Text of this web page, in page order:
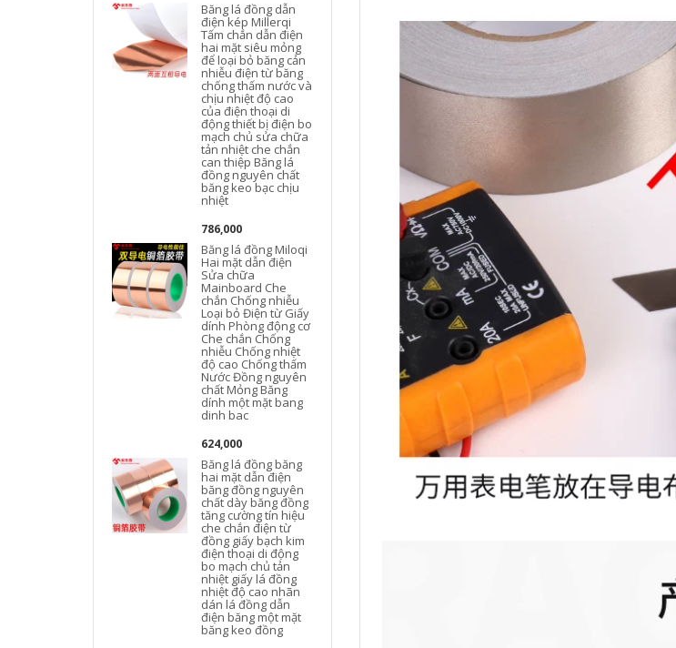
Băng lá đồng dẫn
điện kép Millerqi
Tấm chắn dẫn điện
hai mặt siêu mỏng
để loại bỏ băng cản
nhiễu điện từ băng
chống thấm nước và
chịu nhiệt độ cao
của điện thoại di
động thiết bị điện bo
mạch chủ sửa chữa
tản nhiệt che chắn
can thiệp Băng lá
đồng nguyên chất
băng keo bạc chịu
nhiệt
786,000
Băng lá đồng Miloqi
Hai mặt dẫn điện
Sửa chữa
Mainboard Che
chắn Chống nhiễu
Loại bỏ Điện từ Giấy
dính Phòng động cơ
Che chắn Chống
nhiễu Chống nhiệt
độ cao Chống thấm
Nước Đồng nguyên
chất Mỏng Băng
dính một mặt bang
dinh bac
624,000
Băng lá đồng băng
hai mặt dẫn điện
băng đồng nguyên
chất dày băng đồng
tăng cường tín hiệu
che chắn điện từ
đồng giấy bạch kim
điện thoại di động
bo mạch chủ tản
nhiệt giấy lá đồng
nhiệt độ cao nhãn
dán lá đồng dẫn
điện băng một mặt
băng keo đồng
Băng lá đồng dẫn
điện một mặt Băng
cản bức xạ Băng
keo tự dính đồng
nguyên chất dẫn
0.065mm 0.1mm
băng keo bạc cách
227,000
3J115 Lá nhôm Băng
dày 0,15mm 50mm
rộng Nhiệt độ cao
Cao su Poo Fracture
Không thấm nước
dài 20 mét băng
dính bạc chịu nhiệt
215,000
Băng nhôm 3J106
cách nhiệt và băng
chịu nhiệt độ cao
Tấm chắn dẫn điện
không tráng thiếc
Độ dày 0,06mm
băng keo giấy bạc
207,000
冠 加 băng nhôm
dày nhiệt độ cao
ống nước niêm
phong băng không
thấm nước mui xe
mặt dày
băng keo
199,000
nguyên chất,
giấy đồng
hai mặt, băng
điện, băng
tăng cường
băng keo bạc
dẫn điện
đồng nguyên
băng keo
đồng dẫn
mặt, băng
điện, băng
chắn tăng
hiệu băng
nguyên chất
động cơ xe
bên trong bo
chủ tản
Băng keo
mặt dẫn điện
mặt Yongyu,
phẩm điện